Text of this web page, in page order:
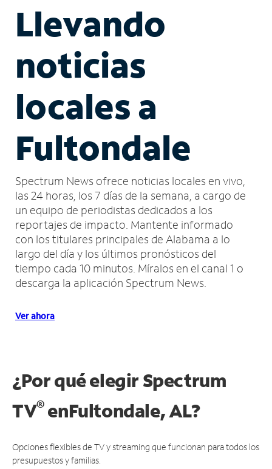
Llevando
noticias
locales a
Fultondale
Spectrum News ofrece noticias locales en vivo,
las 24 horas, los 7 días de la semana, a cargo de
un equipo de periodistas dedicados a los
reportajes de impacto. Mantente informado
con los titulares principales de Alabama a lo
largo del día y los últimos pronósticos del
tiempo cada 10 minutos. Míralos en el canal 1 o
descarga la aplicación Spectrum News.
Ver ahora
¿Por qué elegir Spectrum
TV®enFultondale, AL?
Opciones flexibles de TV y streaming que funcionan para todos los
presupuestos y familias.